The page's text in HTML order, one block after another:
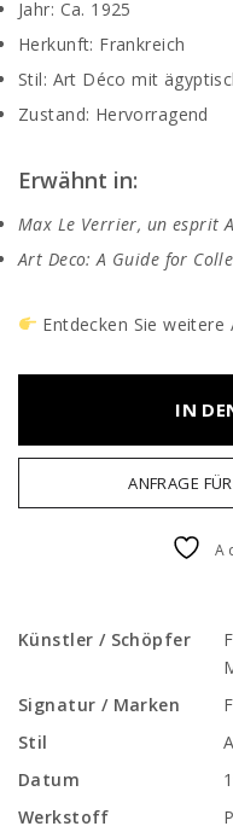
Jahr: Ca. 1925
Herkunft: Frankreich
Stil: Art Déco mit
Zustand: Hervorragend
Erwähnt in:
Max Le Verrier, un esprit
Art Deco: A Guide for
Entdecken Sie weitere
IN
ANFRAGE
Künstler / Schöpfer
Signatur / Marken
Stil
Datum
Werkstoff